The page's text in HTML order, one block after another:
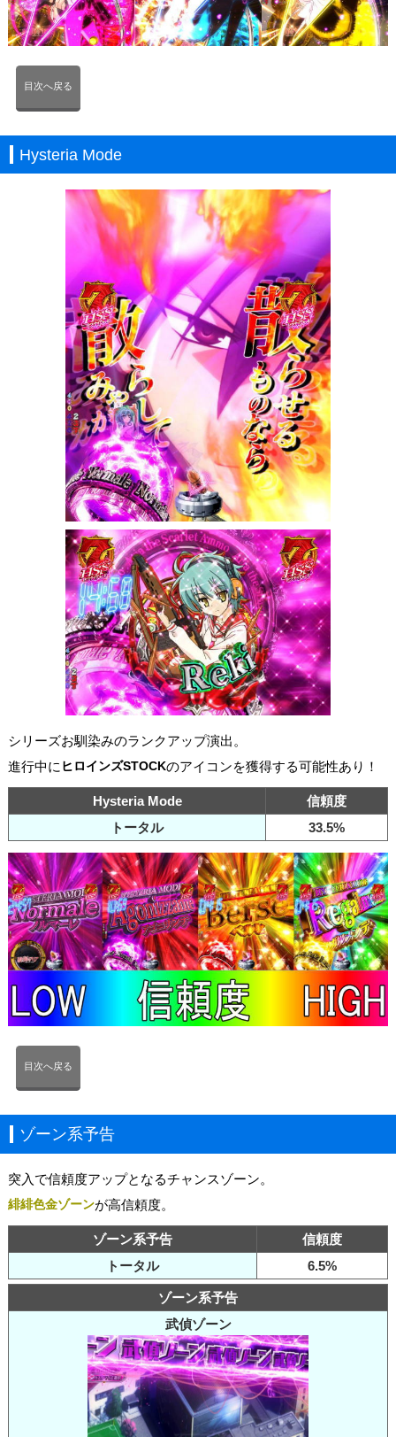
目次へ戻る
Hysteria Mode
シリーズお馴染みのランクアップ演出。
進行中に ヒロインズSTOCKのアイコンを獲得する可能性あり！
Hysteria Mode
信頼度
トータル
33.5%
目次へ戻る
ゾーン系予告
突入で信頼度アップとなるチャンスゾーン。
緋緋色金ゾーンが高信頼度。
ゾーン系予告
信頼度
トータル
6.5%
ゾーン系予告
武偵ゾーン